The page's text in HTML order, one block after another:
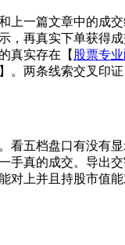
上一篇文章中的成
，再真实下单获得
真实存在【 股票专
】。两条线索交叉印
看五档盘口有没有
手真的成交。导出
对上并且持股市值